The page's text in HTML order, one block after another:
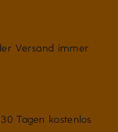
Versand immer
Tagen kostenlos